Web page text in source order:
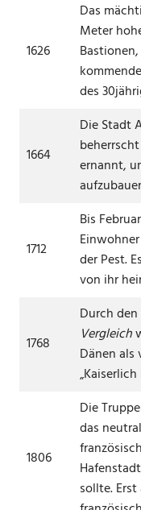
1626
Das
Meter
des
1664
Die Stadt
ernannt,
1712
Bis
der Pest.
von ihr
1768
Durch
Vergleich
Dänen
1806
Die
das
sollte. Erst